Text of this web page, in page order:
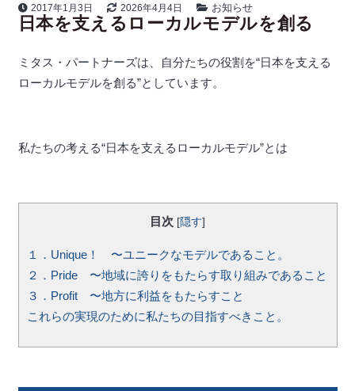
2017年1月3日 2026年4月4日 お知らせ
日本を支えるローカルモデルを創る
ミタス・パートナーズは、自分たちの役割を“日本を支える
ローカルモデルを創る”としています。
私たちの考える“日本を支えるローカルモデル”とは
目次 [隠す]
１．Unique！ 〜ユニークなモデルであること。
２．Pride 〜地域に誇りをもたらす取り組みであること
３．Profit 〜地方に利益をもたらすこと
これらの実現のために私たちの目指すべきこと。